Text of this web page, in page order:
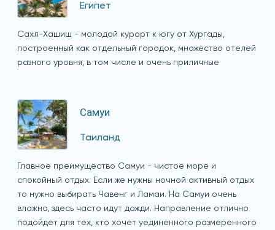
Египет
Сахл-Хашиш - молодой курорт к югу от Хургады,
построенный как отдельный городок, множество отелей
разного уровня, в том числе и очень приличные
Самуи
Таиланд
Главное преимущество Самуи - чистое море и
спокойный отдых. Если же нужны ночной активный отдых
то нужно выбирать Чавенг и Ламаи. На Самуи очень
влажно, здесь часто идут дожди. Направление отлично
подойдет для тех, кто хочет уединенного размеренного